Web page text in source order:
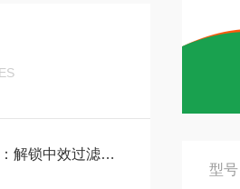
效过滤器的长效价值
型